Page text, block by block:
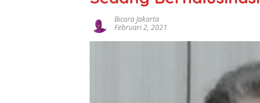
Bicara Jakarta
Februari 2, 2021